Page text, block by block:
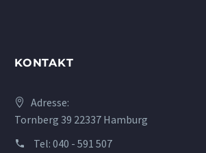
KONTAKT
Adresse:
Tornberg 39 22337 Hamburg
Tel: 040 - 591 507